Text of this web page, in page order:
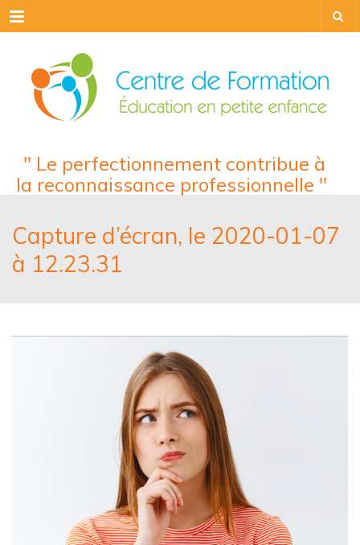
Menu
" Le perfectionnement contribue à
la reconnaissance professionnelle "
Capture d’écran, le 2020-01-07
à 12.23.31